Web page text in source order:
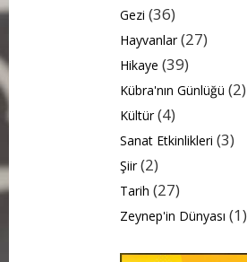
Gezi (36)
Hayvanlar(27)
Hikaye (39)
Kübra'nın Günlüğü (2)
Kültür(4)
Sanat Etkinlikleri (3)
Şiir(2)
Tarih (27)
Zeynep'in Dünyası (1)